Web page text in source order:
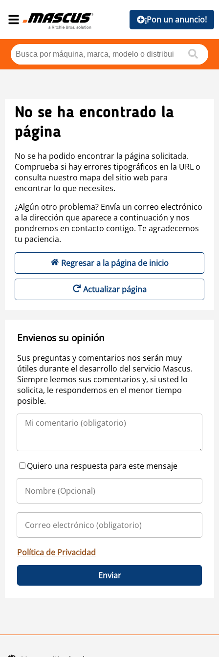
¡Pon un anuncio!
No se ha encontrado la
página
No se ha podido encontrar la página solicitada.
Comprueba si hay errores tipográficos en la URL o
consulta nuestro mapa del sitio web para
encontrar lo que necesites.
¿Algún otro problema? Envía un correo electrónico
a la dirección que aparece a continuación y nos
pondremos en contacto contigo. Te agradecemos
tu paciencia.
Regresar a la página de inicio
Actualizar página
Envienos su opinión
Sus preguntas y comentarios nos serán muy
útiles durante el desarrollo del servicio Mascus.
Siempre leemos sus comentarios y, si usted lo
solicita, le respondemos en el menor tiempo
posible.
Quiero una respuesta para este mensaje
Política de Privacidad
Enviar